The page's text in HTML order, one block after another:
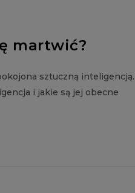
martwić?
sztuczną inteligencją.
i jakie są jej obecne